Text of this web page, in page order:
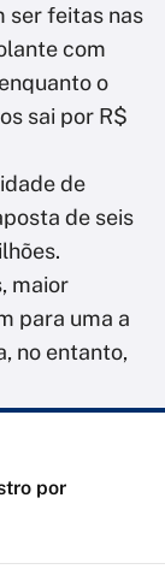
ser feitas nas
com
o
sai por R$
de
de seis
maior
para uma a
no entanto,
por